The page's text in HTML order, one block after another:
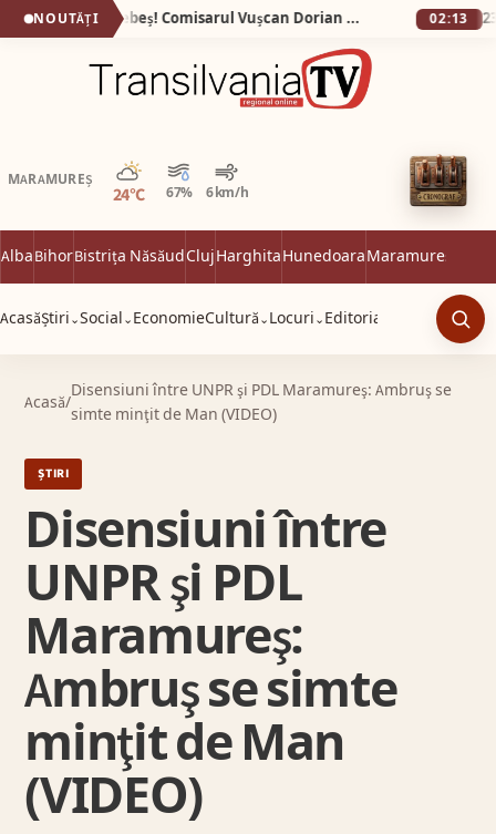
NOUTĂȚI Noapte albă la Sebeș! Comisarul Vușcan Dorian Adrian, de la Protecția Consumatorilor, amendat chiar în timpul chefului! Două echipaje de poliție au venit să stingă „festivalul” din curte! 02:13
MARAMUREȘ
24°C 67% 6 km/h
Parțial noros
AlbaBihorBistrița NăsăudClujHarghitaHunedoaraMaramureș
AcasăȘtiri ⌄Social ⌄ EconomieCultură ⌄ Locuri ⌄ Editorial
Acasă/
Disensiuni între UNPR şi PDL Maramureş: Ambruş se
simte minţit de Man (VIDEO)
ȘTIRI
Disensiuni între
UNPR şi PDL
Maramureş:
Ambruş se simte
minţit de Man
(VIDEO)